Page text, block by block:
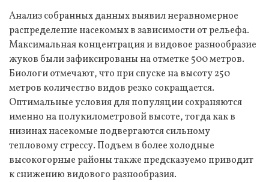
Анализ собранных данных выявил неравномерное
распределение насекомых в зависимости от рельефа.
Максимальная концентрация и видовое разнообразие
жуков были зафиксированы на отметке 500 метров.
Биологи отмечают, что при спуске на высоту 250
метров количество видов резко сокращается.
Оптимальные условия для популяции сохраняются
именно на полукилометровой высоте, тогда как в
низинах насекомые подвергаются сильному
тепловому стрессу. Подъем в более холодные
высокогорные районы также предсказуемо приводит
к снижению видового разнообразия.